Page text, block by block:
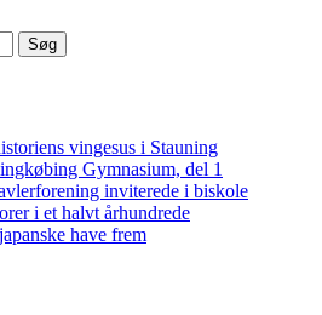
vingesus i Stauning
Gymnasium, del 1
inviterede i biskole
i et halvt århundrede
have frem